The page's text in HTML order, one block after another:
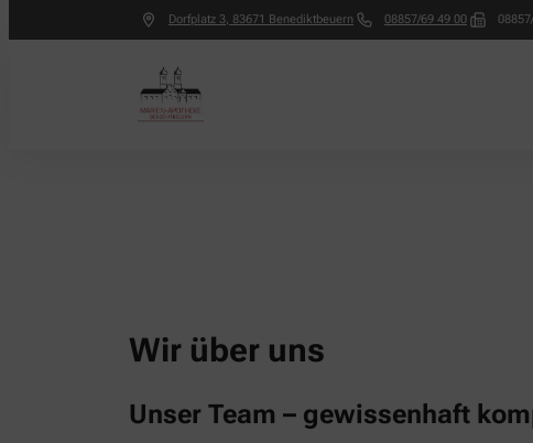
Dorfplatz 3, 83671 Benediktbeuern 08857/69 49 00
Wir über uns
Unser Team – gewissenhaft